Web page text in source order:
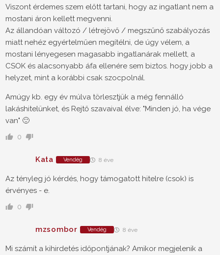
Viszont érdemes szem előtt tartani, hogy az ingatlant nem a
mostani áron kellett megvenni.
Az állandóan változó / létrejövő / megszűnő szabályozás
miatt nehéz egyértelműen megítélni, de úgy vélem, a
mostani lényegesen magasabb ingatlanárak mellett, a
CSOK és alacsonyabb áfa ellenére sem biztos. hogy jobb a
helyzet, mint a korábbi csak szocpolnál.
Amúgy kb. egy év múlva törlesztjük a még fennálló
lakáshitelünket, és Rejtő szavaival élve: "Minden jó, ha vége
van" 🙂
0
Kata Vendég 8 éve
Az tényleg jó kérdés, hogy támogatott hitelre (csok) is
érvényes - e.
0
mzsombor Vendég 8 éve
Mi számít a kihirdetés időpontjának? Amikor megjelenik a